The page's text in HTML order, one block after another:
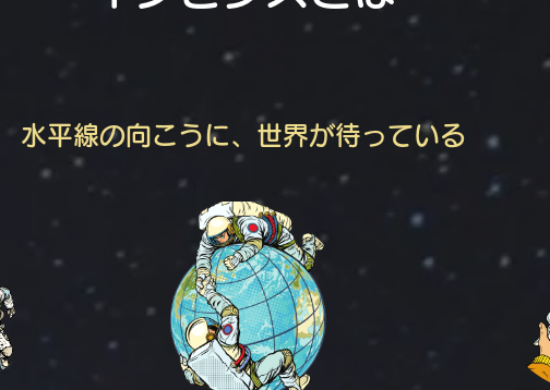
水平線の向こうに、世界が待っている